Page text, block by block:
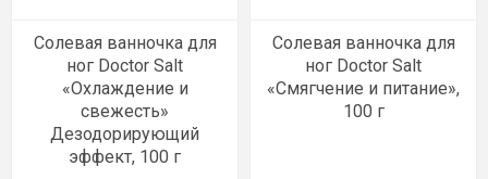
Солевая ванночка для
ног Doctor Salt
«Охлаждение и
свежесть»
Дезодорирующий
эффект, 100 г
Солевая ванночка для
ног Doctor Salt
«Смягчение и питание»,
100 г